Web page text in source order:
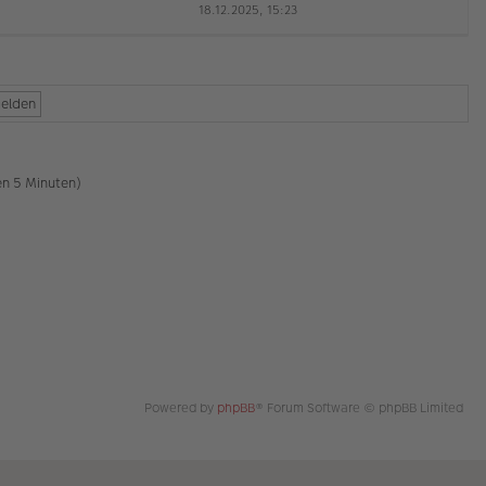
a
e
18.12.2025, 15:23
5 Minuten)
Powered by phpBB® Forum Software © phpBB Limited